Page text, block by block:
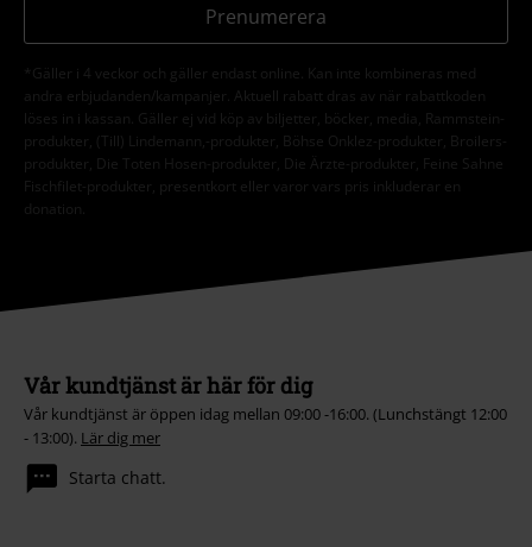
Prenumerera
*Gäller i 4 veckor och gäller endast online. Kan inte kombineras med
andra erbjudanden/kampanjer. Aktuell rabatt dras av när rabattkoden
löses in i kassan. Gäller ej vid köp av biljetter, böcker, media, Rammstein-
produkter, (Till) Lindemann,-produkter, Böhse Onklez-produkter, Broilers-
produkter, Die Toten Hosen-produkter, Die Ärzte-produkter, Feine Sahne
Fischfilet-produkter, presentkort eller varor vars pris inkluderar en
donation.
Vår kundtjänst är här för dig
Vår kundtjänst är öppen idag mellan 09:00 -16:00. (Lunchstängt 12:00
- 13:00). Lär dig mer
Starta chatt.